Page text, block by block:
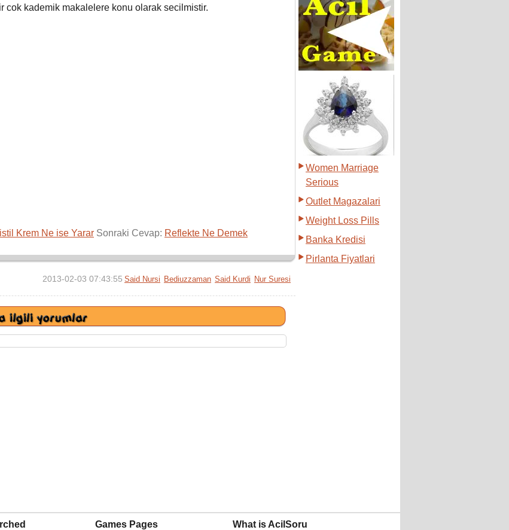
cok kademik makalelere konu olarak secilmistir.
Krem Ne ise Yarar Sonraki Cevap: Reflekte Ne Demek
2013-02-03 07:43:55 Said Nursi Bediuzzaman Said Kurdi Nur Suresi
Women Marriage
Serious
Outlet Magazalari
Weight Loss Pills
Banka Kredisi
Pirlanta Fiyatlari
Games Pages What is AcilSoru